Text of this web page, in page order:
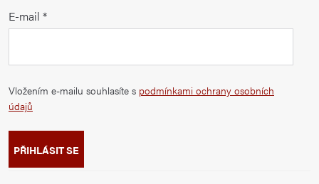
E-mail
Vložením e-mailu souhlasíte s podmínkami ochrany osobních
údajů
PŘIHLÁSIT SE